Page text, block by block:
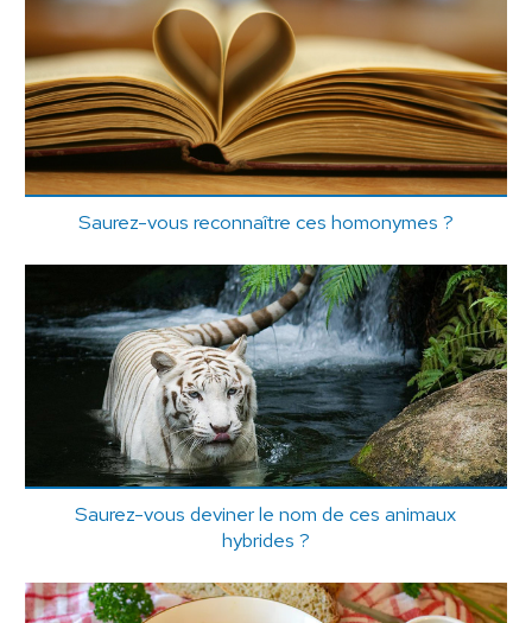
Saurez-vous reconnaître ces homonymes ?
Saurez-vous deviner le nom de ces animaux
hybrides ?